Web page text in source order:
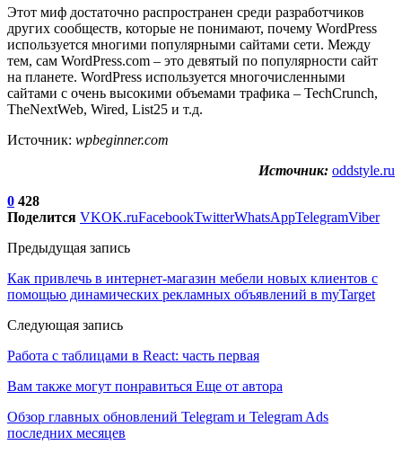
Этот миф достаточно распространен среди разработчиков
других сообществ, которые не понимают, почему WordPress
используется многими популярными сайтами сети. Между
тем, сам WordPress.com – это девятый по популярности сайт
на планете. WordPress используется многочисленными
сайтами с очень высокими объемами трафика – TechCrunch,
TheNextWeb, Wired, List25 и т.д.
Источник: wpbeginner.com
Источник: oddstyle.ru
0 428
Поделится VKOK.ruFacebookTwitterWhatsAppTelegramViber
Предыдущая запись
Как привлечь в интернет-магазин мебели новых клиентов с
помощью динамических рекламных объявлений в myTarget
Следующая запись
Работа с таблицами в React: часть первая
Вам также могут понравиться Еще от автора
Обзор главных обновлений Telegram и Telegram Ads
последних месяцев